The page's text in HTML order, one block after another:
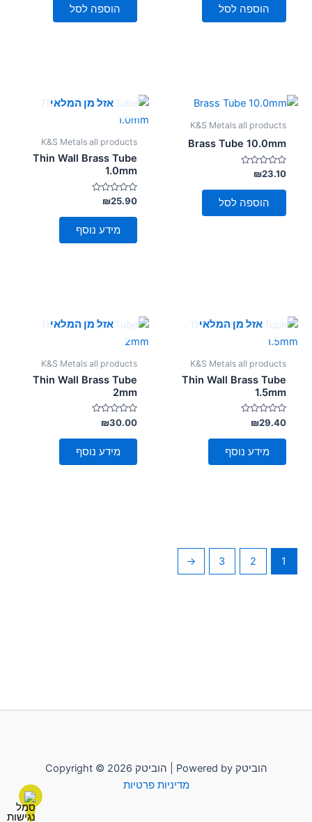
הוספה לסל הוספה לסל
K&S Metals all products
Brass Tube 10.0mm
דורג
0
מתוך
₪23.10
הוספה לסל
אזל מן המלאי
K&S Metals all products
Thin Wall Brass Tube
1.0mm
דורג
0
מתוך
₪25.90
מידע נוסף
אזל מן המלאי
K&S Metals all products
Thin Wall Brass Tube
1.5mm
דורג
0
מתוך
₪29.40
מידע נוסף
אזל מן המלאי
K&S Metals all products
Thin Wall Brass Tube
2mm
דורג
0
מתוך
₪30.00
מידע נוסף
1
2
3
←
Copyright © 2026 הוביטק | Powered by הוביטק
מדיניות פרטיות